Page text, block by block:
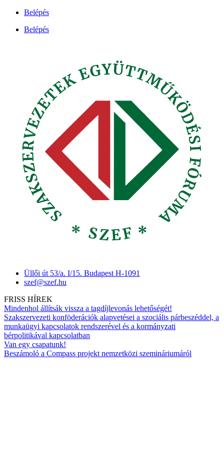
Ugrás
tartalomhoz
Belépés
Belépés
Üllői út 53/a. I/15. Budapest H-1091
szef@szef.hu
FRISS HÍREK
Mindenhol állítsák vissza a tagdíjlevonás lehetőségét!
Szakszervezeti konföderációk alapvetései a szociális párbeszéddel, a
munkaügyi kapcsolatok rendszerével és a kormányzati
bérpolitikával kapcsolatban
Van egy csapatunk!
Beszámoló a Compass projekt nemzetközi szemináriumáról